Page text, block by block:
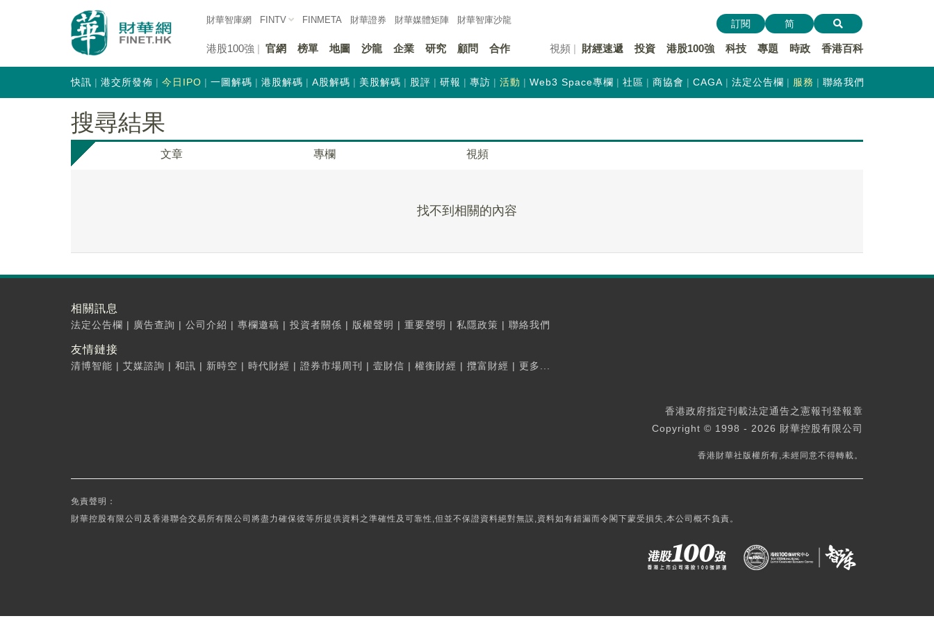
財華智庫網 FINTV FINMETA 財華證券 財華媒體矩陣 財華智庫沙龍
港股100強 官網 榜單 地圖 沙龍 企業 研究 顧問 合作 視頻 財經速遞 投資 港股100強 科技 專題 時政 香港百科
訂閱 简
快訊 港交所發佈 今日IPO 一圖解碼 港股解碼 A股解碼 美股解碼 股評 研報 專訪 活動 Web3 Space專欄 社區 商協會 CAGA 法定公告欄 服務 聯絡我們
搜尋結果
文章 專欄 視頻
找不到相關的內容
相關訊息
法定公告欄 | 廣告查詢 | 公司介紹 | 專欄邀稿 | 投資者關係 | 版權聲明 | 重要聲明 | 私隱政策 | 聯絡我們
友情鏈接
清博智能 | 艾媒諮詢 | 和訊 | 新時空 | 時代財經 | 證券市場周刊 | 壹財信 | 權衡財經 | 攬富財經 | 更多...
香港政府指定刊載法定通告之憲報刊登報章
Copyright © 1998 - 2026 財華控股有限公司
香港財華社版權所有,未經同意不得轉載。
免責聲明：
財華控股有限公司及香港聯合交易所有限公司將盡力確保彼等所提供資料之準確性及可靠性,但並不保證資料絕對無誤,資料如有錯漏而令閣下蒙受損失,本公司概不負責。